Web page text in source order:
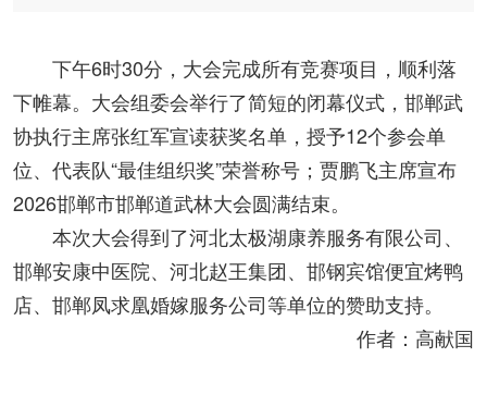
下午6时30分，大会完成所有竞赛项目，顺利落
下帷幕。大会组委会举行了简短的闭幕仪式，邯郸武
协执行主席张红军宣读获奖名单，授予12个参会单
位、代表队“最佳组织奖”荣誉称号；贾鹏飞主席宣布
2026邯郸市邯郸道武林大会圆满结束。
本次大会得到了河北太极湖康养服务有限公司、
邯郸安康中医院、河北赵王集团、邯钢宾馆便宜烤鸭
店、邯郸凤求凰婚嫁服务公司等单位的赞助支持。